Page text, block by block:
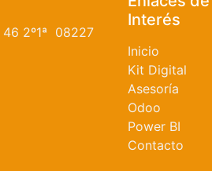
46 2º1ª 08227
Interés
Inicio
Kit Digital
Asesoría
Odoo
Power BI
Contacto